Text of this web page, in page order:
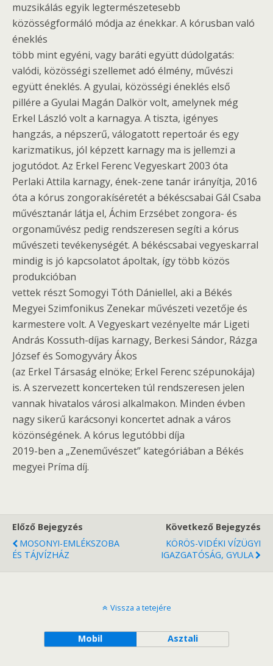
muzsikálás egyik legtermészetesebb
közösségformáló módja az énekkar. A kórusban való
éneklés
több mint egyéni, vagy baráti együtt dúdolgatás:
valódi, közösségi szellemet adó élmény, művészi
együtt éneklés. A gyulai, közösségi éneklés első
pillére a Gyulai Magán Dalkör volt, amelynek még
Erkel László volt a karnagya. A tiszta, igényes
hangzás, a népszerű, válogatott repertoár és egy
karizmatikus, jól képzett karnagy ma is jellemzi a
jogutódot. Az Erkel Ferenc Vegyeskart 2003 óta
Perlaki Attila karnagy, ének-zene tanár irányítja, 2016
óta a kórus zongorakíséretét a békéscsabai Gál Csaba
művésztanár látja el, Áchim Erzsébet zongora- és
orgonaművész pedig rendszeresen segíti a kórus
művészeti tevékenységét. A békéscsabai vegyeskarral
mindig is jó kapcsolatot ápoltak, így több közös
produkcióban
vettek részt Somogyi Tóth Dániellel, aki a Békés
Megyei Szimfonikus Zenekar művészeti vezetője és
karmestere volt. A Vegyeskart vezényelte már Ligeti
András Kossuth-díjas karnagy, Berkesi Sándor, Rázga
József és Somogyváry Ákos
(az Erkel Társaság elnöke; Erkel Ferenc szépunokája)
is. A szervezett koncerteken túl rendszeresen jelen
vannak hivatalos városi alkalmakon. Minden évben
nagy sikerű karácsonyi koncertet adnak a város
közönségének. A kórus legutóbbi díja
2019-ben a „Zeneművészet” kategóriában a Békés
megyei Príma díj.
Előző Bejegyzés
MOSONYI-EMLÉKSZOBA
ÉS TÁJVÍZHÁZ
Következő Bejegyzés
KÖRÖS-VIDÉKI VÍZÜGYI
IGAZGATÓSÁG, GYULA
Vissza a tetejére
Mobil Asztali